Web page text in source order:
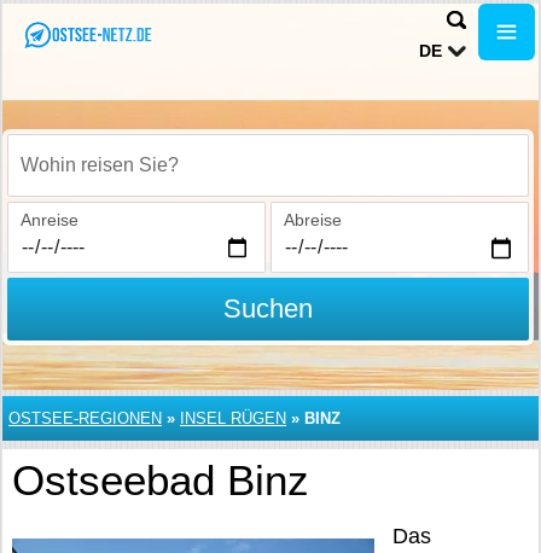
DE
Wohin reisen Sie?
Anreise Abreise
Suchen
OSTSEE-REGIONEN » INSEL RÜGEN » BINZ
Ostseebad Binz
Das